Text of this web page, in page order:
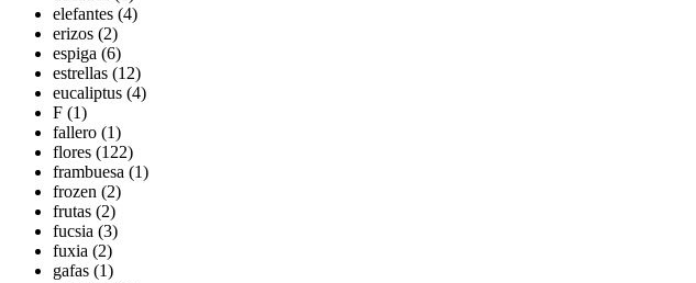
elefantes (4)
erizos (2)
espiga (6)
estrellas (12)
eucaliptus (4)
F (1)
fallero (1)
flores (122)
frambuesa (1)
frozen (2)
frutas (2)
fucsia (3)
fuxia (2)
gafas (1)